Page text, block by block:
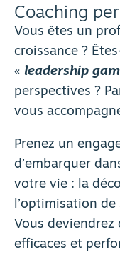
Coaching
Vous êtes un
croissance ?
« leadership
perspectives ?
vous
Prenez un
d’embarquer
votre vie : la
l’optimisation
Vous deviendrez
efficaces et